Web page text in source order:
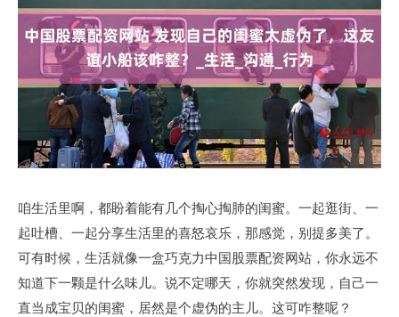
咱生活里啊，都盼着能有几个掏心掏肺的闺蜜。一起逛街、一
起吐槽、一起分享生活里的喜怒哀乐，那感觉，别提多美了。
可有时候，生活就像一盒巧克力中国股票配资网站，你永远不
知道下一颗是什么味儿。说不定哪天，你就突然发现，自己一
直当成宝贝的闺蜜，居然是个虚伪的主儿。这可咋整呢？